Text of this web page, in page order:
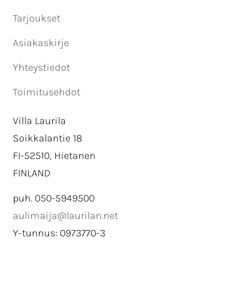
Tarjoukset
Asiakaskirje
Yhteystiedot
Toimitusehdot
Villa Laurila
Soikkalantie 18
FI-52510, Hietanen
FINLAND
puh. 050-5949500
aulimaija@laurilan.net
Y-tunnus: 0973770-3